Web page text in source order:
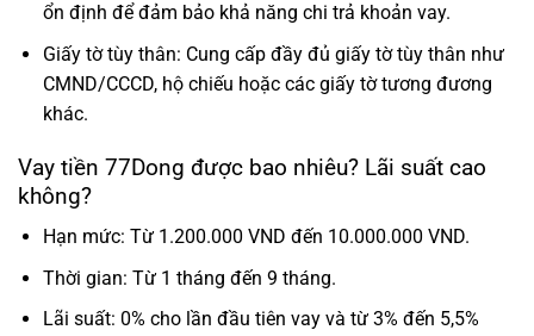
ổn định để đảm bảo khả năng chi trả khoản vay.
Giấy tờ tùy thân: Cung cấp đầy đủ giấy tờ tùy thân như
CMND/CCCD, hộ chiếu hoặc các giấy tờ tương đương
khác.
Vay tiền 77Dong được bao nhiêu? Lãi suất cao
không?
Hạn mức: Từ 1.200.000 VND đến 10.000.000 VND.
Thời gian: Từ 1 tháng đến 9 tháng.
Lãi suất: 0% cho lần đầu tiên vay và từ 3% đến 5,5%